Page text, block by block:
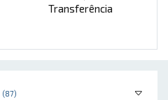
(87)
Transferência